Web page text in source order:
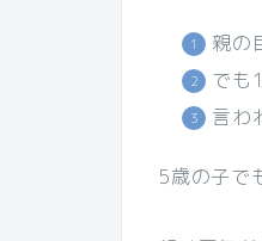
親の
でも
言わ
5歳の子で